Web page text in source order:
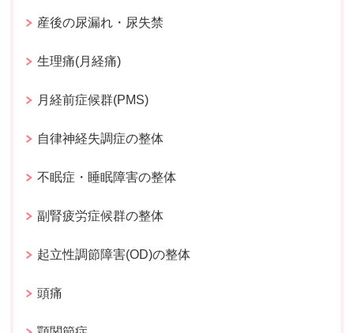
産後の尿漏れ・尿失禁
生理痛(月経痛)
月経前症候群(PMS)
自律神経失調症の整体
不眠症・睡眠障害の整体
副腎疲労症候群の整体
起立性調節障害(OD)の整体
頭痛